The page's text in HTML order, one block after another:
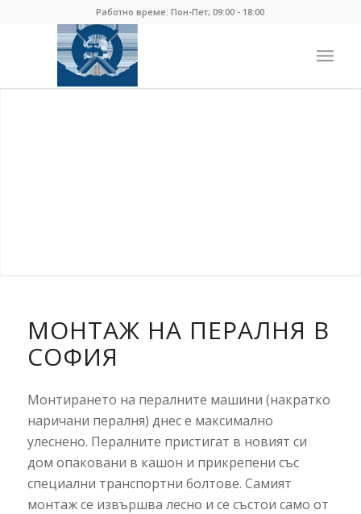
Работно време: Пон-Пет; 09:00 - 18:00
МОНТАЖ НА ПЕРАЛНЯ В
СОФИЯ
Монтирането на пералните машини (накратко
наричани пералня) днес е максимално
улеснено. Пералните пристигат в новият си
дом опаковани в кашон и прикрепени със
специални транспортни болтове. Самият
монтаж се извършва лесно и се състои само от